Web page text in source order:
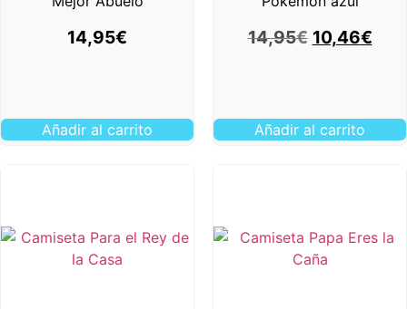
14,95€
Añadir al carrito
14,95€ 10,46€
Añadir al carrito